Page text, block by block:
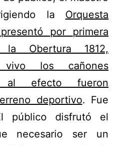
la Orquesta
por primera
Obertura 1812,
vivo los cañones
al efecto fueron
deportivo. Fue
público disfrutó el
necesario ser un